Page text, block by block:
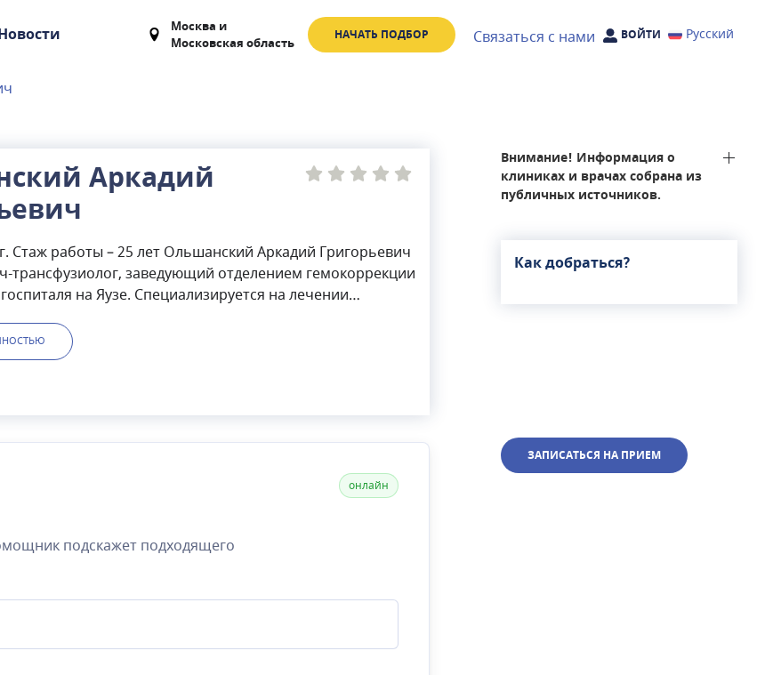
Москва и
Московская область
НАЧАТЬ ПОДБОР Связаться с нами ВОЙТИ Русский
Аркадий
Стаж работы – 25 лет Ольшанский Аркадий Григорьевич
трансфузиолог, заведующий отделением гемокоррекции
на Яузе. Специализируется на лечении
проведения следующих гемотрансфузионных
новейшие технологии гемокоррекционной
таких болезней, как ИБС (ишемическая болезнь
болезнь, атеросклероз, гиперхолестеринемия,
нервов, подагра и многочисленные аутоиммунные
медицинского просвещения населения и
методов экстракорпоральной гемокоррекции в лечении
онлайн
подскажет подходящего
Внимание! Информация о
клиниках и врачах собрана из
публичных источников.
Как добраться?
ЗАПИСАТЬСЯ НА ПРИЕМ